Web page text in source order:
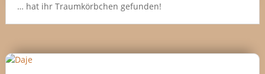
… hat ihr Traumkörbchen gefunden!